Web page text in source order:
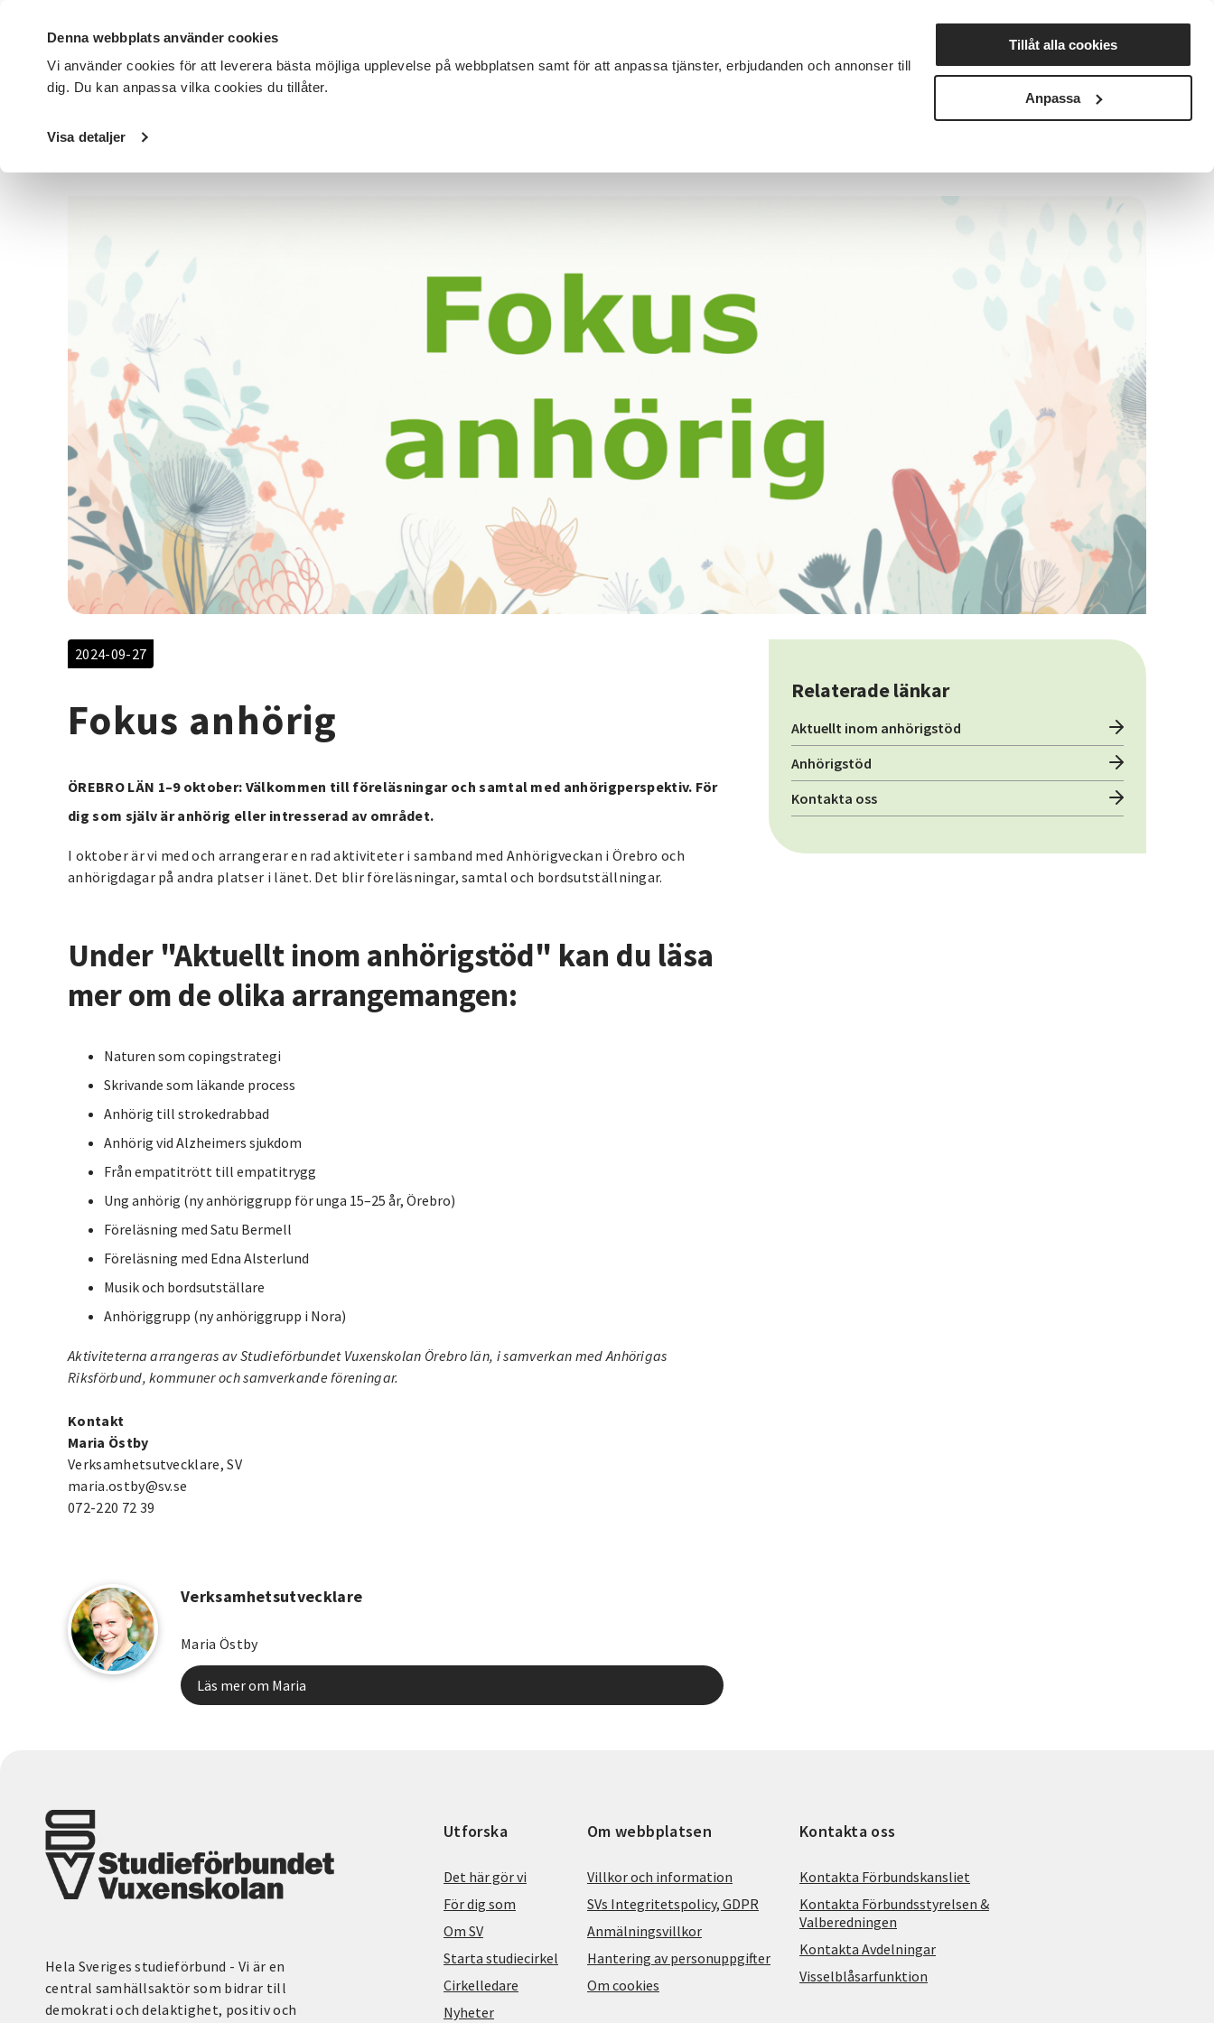
Denna webbplats använder cookies
Vi använder cookies för att leverera bästa möjliga upplevelse på webbplatsen samt för att anpassa tjänster, erbjudanden och annonser till
dig. Du kan anpassa vilka cookies du tillåter.
Visa detaljer
Tillåt alla cookies
Anpassa
DET HÄR GÖR VI FÖR DIG SOM SÖK KURSER OCH EVENEMANG Nyheter Avdelningar
Startsida / Avdelningar
2024-09-27
Fokus anhörig
ÖREBRO LÄN 1–9 oktober: Välkommen till föreläsningar och samtal med anhörigperspektiv. För
dig som själv är anhörig eller intresserad av området.
I oktober är vi med och arrangerar en rad aktiviteter i samband med Anhörigveckan i Örebro och
anhörigdagar på andra platser i länet. Det blir föreläsningar, samtal och bordsutställningar.
Under "Aktuellt inom anhörigstöd" kan du läsa
mer om de olika arrangemangen:
Naturen som copingstrategi
Skrivande som läkande process
Anhörig till strokedrabbad
Anhörig vid Alzheimers sjukdom
Från empatitrött till empatitrygg
Ung anhörig (ny anhöriggrupp för unga 15–25 år, Örebro)
Föreläsning med Satu Bermell
Föreläsning med Edna Alsterlund
Musik och bordsutställare
Anhöriggrupp (ny anhöriggrupp i Nora)
Aktiviteterna arrangeras av Studieförbundet Vuxenskolan Örebro län, i samverkan med Anhörigas
Riksförbund, kommuner och samverkande föreningar.
Kontakt
Maria Östby
Verksamhetsutvecklare, SV
maria.ostby@sv.se
072-220 72 39
Verksamhetsutvecklare
Maria Östby
Läs mer om Maria
Relaterade länkar
Aktuellt inom anhörigstöd
Anhörigstöd
Kontakta oss
Hela Sveriges studieförbund - Vi är en
central samhällsaktör som bidrar till
demokrati och delaktighet, positiv och
Utforska
Det här gör vi
För dig som
Om SV
Starta studiecirkel
Cirkelledare
Nyheter
Om webbplatsen
Villkor och information
SVs Integritetspolicy, GDPR
Anmälningsvillkor
Hantering av personuppgifter
Om cookies
Kontakta oss
Kontakta Förbundskansliet
Kontakta Förbundsstyrelsen &
Valberedningen
Kontakta Avdelningar
Visselblåsarfunktion